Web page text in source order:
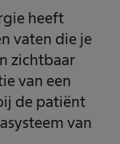
heeft
vaten die je
zichtbaar
van een
de patiënt
van